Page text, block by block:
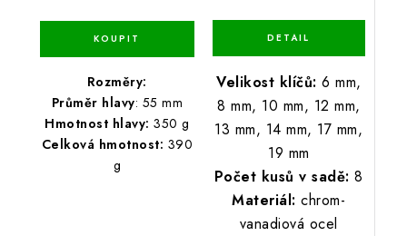
Rozměry:
Průměr hlavy: 55 mm
Hmotnost hlavy: 350 g
Celková hmotnost: 390
g
Velikost klíčů: 6 mm,
8 mm, 10 mm, 12 mm,
13 mm, 14 mm, 17 mm,
19 mm
Počet kusů v sadě: 8
Materiál: chrom-
vanadiová ocel